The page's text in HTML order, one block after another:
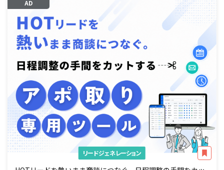
AD
リードジェネレーション